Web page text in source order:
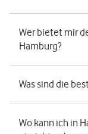
Wer bietet mir
Hamburg?
Expand or
Was sind die
Expand or
Wo kann ich in
Expand or